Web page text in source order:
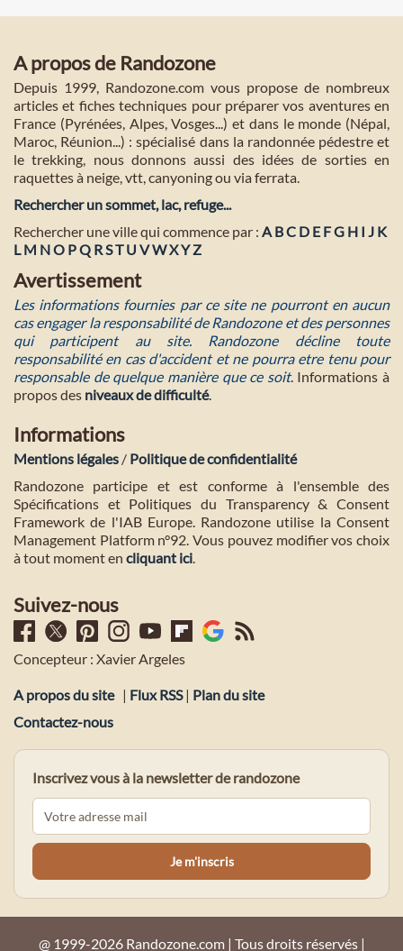
A propos de Randozone
Depuis 1999, Randozone.com vous propose de nombreux
articles et fiches techniques pour préparer vos aventures en
France (Pyrénées, Alpes, Vosges...) et dans le monde (Népal,
Maroc, Réunion...) : spécialisé dans la randonnée pédestre et
le trekking, nous donnons aussi des idées de sorties en
raquettes à neige, vtt, canyoning ou via ferrata.
Rechercher un sommet, lac, refuge...
Rechercher une ville qui commence par : A BC D E FG H I J K
L M NO PQ RST U VWXYZ
Avertissement
Les informations fournies par ce site ne pourront en aucun
cas engager la responsabilité de Randozone et des personnes
qui participent au site. Randozone décline toute
responsabilité en cas d'accident et ne pourra etre tenu pour
responsable de quelque manière que ce soit. Informations à
propos des niveaux de difficulté.
Informations
Mentions légales / Politique de confidentialité
Randozone participe et est conforme à l'ensemble des
Spécifications et Politiques du Transparency & Consent
Framework de l'IAB Europe. Randozone utilise la Consent
Management Platform n°92. Vous pouvez modifier vos choix
à tout moment en cliquant ici.
Suivez-nous
Concepteur : Xavier Argeles
A propos du site | Flux RSS| Plan du site
Contactez-nous
Inscrivez vous à la newsletter de randozone
@ 1999-2026 Randozone.com | Tous droits réservés |